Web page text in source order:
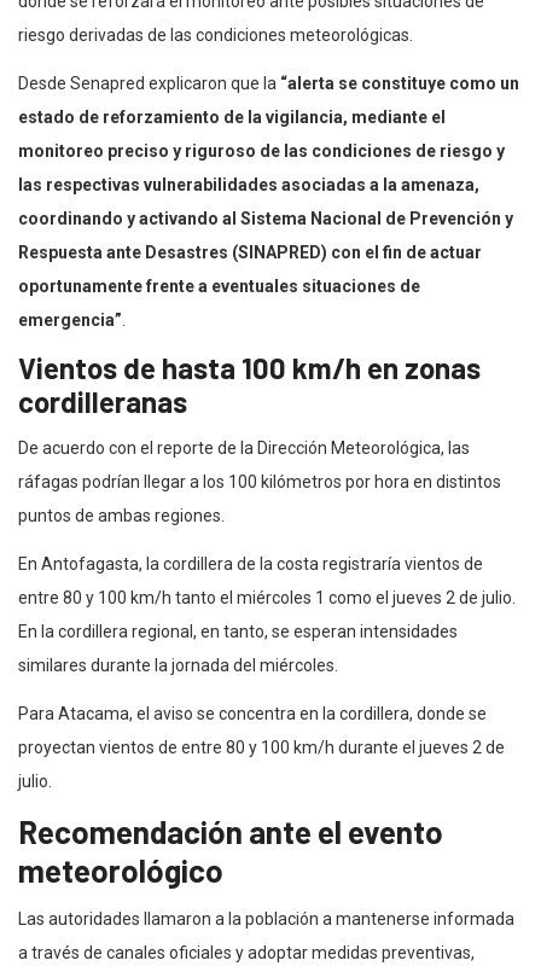
riesgo derivadas de las condiciones meteorológicas.
Desde Senapred explicaron que la “alerta se constituye como un
estado de reforzamiento de la vigilancia, mediante el
monitoreo preciso y riguroso de las condiciones de riesgo y
las respectivas vulnerabilidades asociadas a la amenaza,
coordinando y activando al Sistema Nacional de Prevención y
Respuesta ante Desastres (SINAPRED) con el fin de actuar
oportunamente frente a eventuales situaciones de
emergencia”
Vientos de hasta 100 km/h en zonas
cordilleranas
De acuerdo con el reporte de la Dirección Meteorológica, las
ráfagas podrían llegar a los 100 kilómetros por hora en distintos
puntos de ambas regiones.
En Antofagasta, la cordillera de la costa registraría vientos de
entre 80 y 100 km/h tanto el miércoles 1 como el jueves 2 de julio.
En la cordillera regional, en tanto, se esperan intensidades
similares durante la jornada del miércoles.
Para Atacama, el aviso se concentra en la cordillera, donde se
proyectan vientos de entre 80 y 100 km/h durante el jueves 2 de
julio.
Recomendación ante el evento
meteorológico
Las autoridades llamaron a la población a mantenerse informada
a través de canales oficiales y adoptar medidas preventivas,